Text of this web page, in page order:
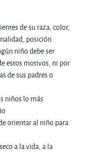
de su raza, color,
posición
niño debe ser
estos motivos, ni por
de sus padres o
niños lo más
orientar al niño para
a la vida, a la